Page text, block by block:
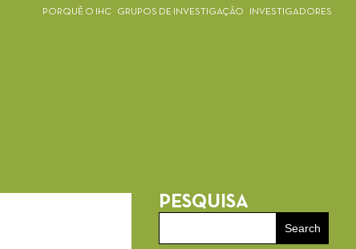
PORQUÊ O IHC GRUPOS DE INVESTIGAÇÃO INVESTIGADORES
PESQUISA